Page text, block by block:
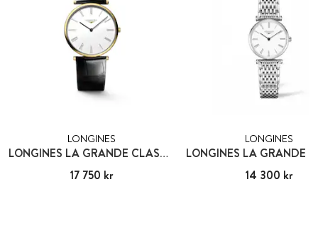
LONGINES
LONGINES LA GRANDE CLASSIQUE
Pris: 17 750 kr
17 750 kr
LONGINES
Pris: 14 300 kr
14 300 kr